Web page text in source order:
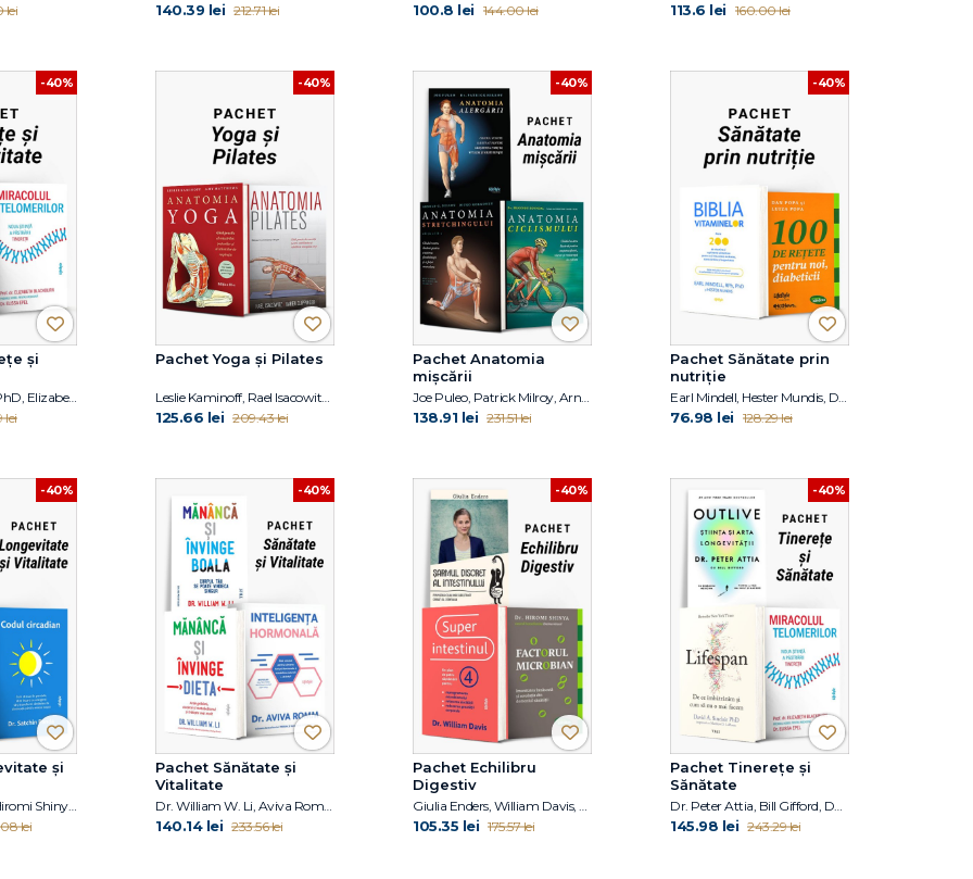
lei 140.39 lei 212.71 lei 100.8 lei 144.00 lei 113.6 lei 160.00 lei
-40%
și
David A. Sinclair PhD, Elizabeth Blackburn, Elissa Epel
lei
-40%
Pachet Yoga și Pilates
Leslie Kaminoff, Rael Isacowitz, Karen Clippinger
125.66 lei 209.43 lei
-40%
Pachet Anatomia
mișcării
Joe Puleo, Patrick Milroy, Arnold G. Nelson, Jouko Kokkonen, Shannon Sovndal
138.91 lei 231.51 lei
-40%
Pachet Sănătate prin
nutriție
Earl Mindell, Hester Mundis, Dan Popa, Luiza Popa
76.98 lei 128.29 lei
-40%
și
Alina Epure, Dr. Hiromi Shinya, Satchin Panda
lei
-40%
Pachet Sănătate și
Vitalitate
140.14 lei 233.56 lei
-40%
Pachet Echilibru
Digestiv
105.35 lei 175.57 lei
-40%
Pachet Tinerețe și
Sănătate
145.98 lei 243.29 lei